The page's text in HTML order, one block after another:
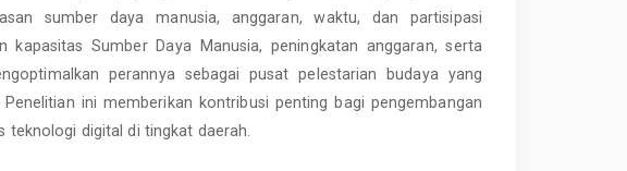
sumber daya manusia, anggaran, waktu, dan partisipasi
kapasitas Sumber Daya Manusia, peningkatan anggaran, serta
perannya sebagai pusat pelestarian budaya yang
ini memberikan kontribusi penting bagi pengembangan
teknologi digital di tingkat daerah.